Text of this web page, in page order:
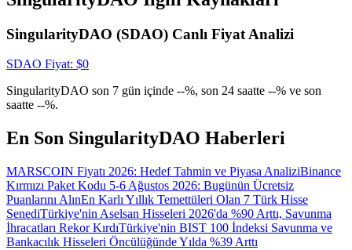
Giriş yap
SingularityDAO (SDAO) Canlı Fiyat Analizi
SDAO Fiyat: $0
SingularityDAO son 7 gün içinde --%, son 24 saatte --% ve son
saatte --%.
En Son SingularityDAO Haberleri
MARSCOIN Fiyatı 2026: Hedef Tahmin ve Piyasa AnaliziBinance
Kırmızı Paket Kodu 5-6 Ağustos 2026: Bugünün Ücretsiz
Puanlarını AlınEn Karlı Yıllık Temettüleri Olan 7 Türk Hisse
SenediTürkiye'nin Aselsan Hisseleri 2026'da %90 Arttı, Savunma
İhracatları Rekor KırdıTürkiye'nin BIST 100 İndeksi Savunma ve
Bankacılık Hisseleri Öncülüğünde Yılda %39 Arttı